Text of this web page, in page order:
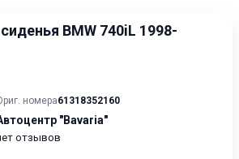
BMW 740iL 1998-
номера61318352160
"Bavaria"
отзывов